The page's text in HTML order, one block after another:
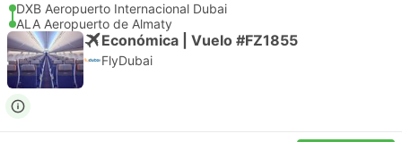
DXB Aeropuerto Internacional Dubai
ALA Aeropuerto de Almaty
Económica | Vuelo #FZ1855
FlyDubai